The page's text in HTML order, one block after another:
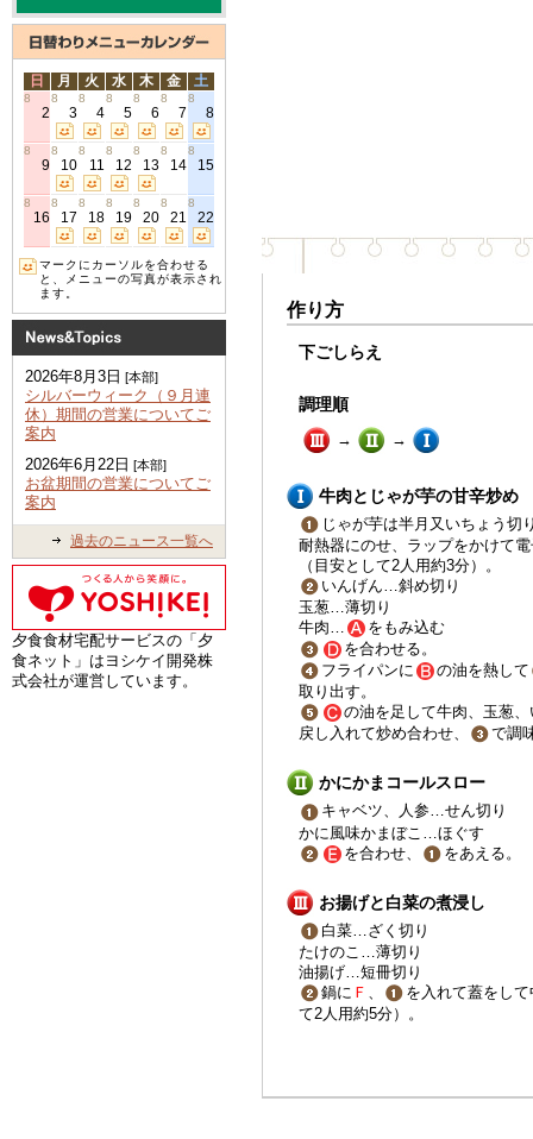
作り方
下ごしらえ
調理順
→ →
牛肉とじゃが芋の甘辛炒め
じゃが芋は半月又いちょう切
耐熱器にのせ、ラップをかけて
（目安として2人用約3分）。
いんげん…斜め切り
玉葱…薄切り
牛肉…
をもみ込む
を合わせる。
フライパンに
の油を熱して
取り出す。
の油を足して牛肉、玉葱
戻し入れて炒め合わせ、
で調
かにかまコールスロー
キャベツ、人参…せん切り
かに風味かまぼこ…ほぐす
を合わせ、
をあえる。
お揚げと白菜の煮浸し
白菜…ざく切り
たけのこ…薄切り
油揚げ…短冊切り
鍋に Ｆ
を入れて蓋をし
て2人用約5分）。
日 月 火 水 木 金 土
8
2
8
3
8
4
8
5
8
6
8
7
8
8
8
9
8
10
8
11
8
12
8
13
8
14
8
15
8
16
8
17
8
18
8
19
8
20
8
21
8
22
マークにカーソルを合わせる
と、メニューの写真が表示され
ます。
2026年8月3日 [本部]
シルバーウィーク（９月連
休）期間の営業についてご
案内
2026年6月22日 [本部]
お盆期間の営業についてご
案内
過去のニュース一覧へ
夕食食材宅配サービスの「夕
食ネット」はヨシケイ開発株
式会社が運営しています。